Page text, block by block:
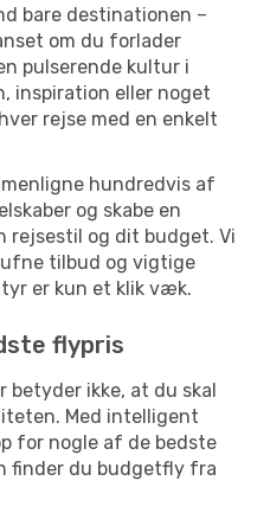
bare destinationen –
om du forlader
pulserende kultur i
inspiration eller noget
rejse med en enkelt
hundredvis af
og skabe en
rejsestil og dit budget. Vi
tilbud og vigtige
er kun et klik væk.
flypris
betyder ikke, at du skal
Med intelligent
for nogle af de bedste
finder du budgetfly fra